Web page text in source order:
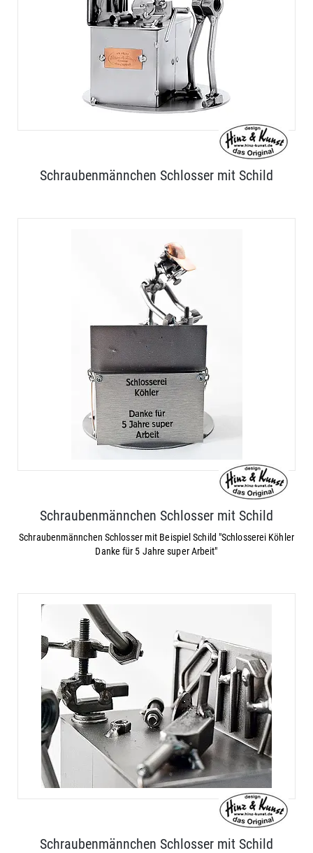
Schraubenmännchen Schlosser mit Schild
Schraubenmännchen Schlosser mit Schild
Schraubenmännchen Schlosser mit Beispiel Schild "Schlosserei Köhler
Danke für 5 Jahre super Arbeit"
Schraubenmännchen Schlosser mit Schild